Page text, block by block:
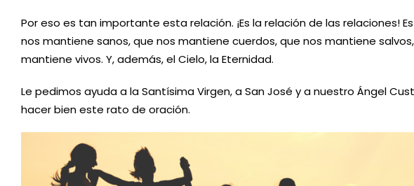
Por eso es tan importante esta relación. ¡Es la relación de las relaciones!
nos mantiene sanos, que nos mantiene cuerdos, que nos mantiene
mantiene vivos. Y, además, el Cielo, la Eternidad.
Le pedimos ayuda a la Santísima Virgen, a San José y a nuestro Ángel
hacer bien este rato de oración.